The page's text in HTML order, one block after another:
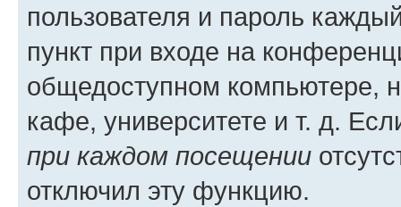
пользователя и пароль
пункт при входе на
общедоступном компьютере,
кафе, университете и т. д.
при каждом посещении
отключил эту функцию.